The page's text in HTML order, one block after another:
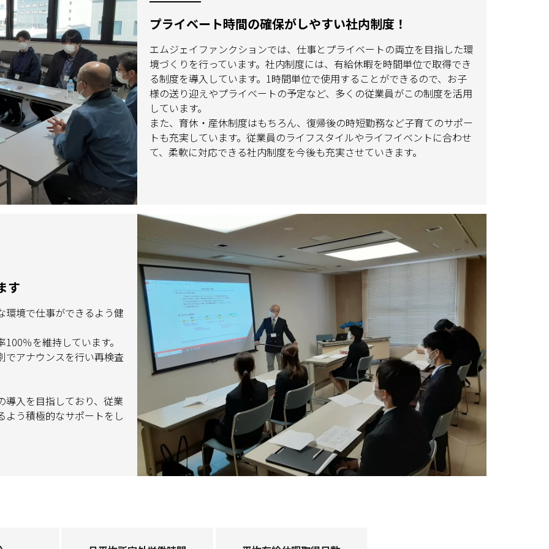
プライベート時間の確保がしやすい社内制度！
エムジェイファンクションでは、仕事とプライベートの両立を目指した環
境づくりを行っています。社内制度には、有給休暇を時間単位で取得でき
る制度を導入しています。1時間単位で使用することができるので、お子
様の送り迎えやプライベートの予定など、多くの従業員がこの制度を活用
しています。
また、育休・産休制度はもちろん、復帰後の時短勤務など子育てのサポー
トも充実しています。従業員のライフスタイルやライフイベントに合わせ
て、柔軟に対応できる社内制度を今後も充実させていきます。
す
環境で仕事ができるよう健
％を維持しています。
でアナウンスを行い再検査
導入を目指しており、従業
よう積極的なサポートをし